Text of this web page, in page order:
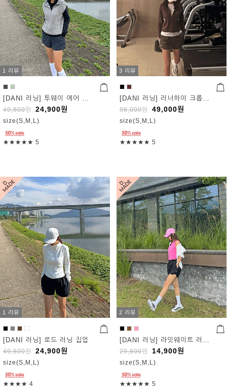
1 리뷰
49,800원 24,900원
size(S,M,L)
★★★★★ 5
3 리뷰
98,000원 49,000원
size(S,M,L)
★★★★★ 5
1 리뷰
[DANI 러닝] 로드 러닝 집업
49,800원 24,900원
size(S,M,L)
★★★★ 4
2 리뷰
[DANI 러닝] 라잇웨이트 러닝 나시
29,800원 14,900원
size(S,M,L)
★★★★★ 5